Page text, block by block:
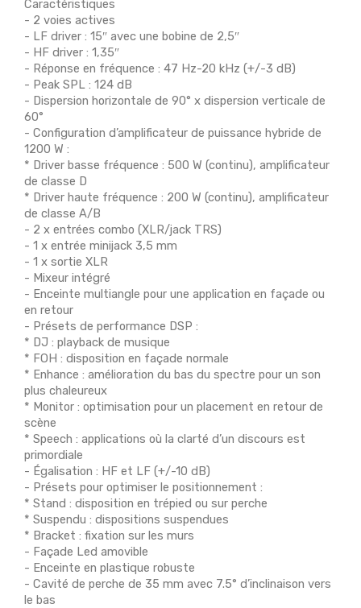
Caractéristiques
- 2 voies actives
- LF driver : 15″ avec une bobine de 2,5″
- HF driver : 1,35″
- Réponse en fréquence : 47 Hz-20 kHz (+/-3 dB)
- Peak SPL : 124 dB
- Dispersion horizontale de 90° x dispersion verticale de
60°
- Configuration d’amplificateur de puissance hybride de
1200 W :
* Driver basse fréquence : 500 W (continu), amplificateur
de classe D
* Driver haute fréquence : 200 W (continu), amplificateur
de classe A/B
- 2 x entrées combo (XLR/jack TRS)
- 1 x entrée minijack 3,5 mm
- 1 x sortie XLR
- Mixeur intégré
- Enceinte multiangle pour une application en façade ou
en retour
- Présets de performance DSP :
* DJ : playback de musique
* FOH : disposition en façade normale
* Enhance : amélioration du bas du spectre pour un son
plus chaleureux
* Monitor : optimisation pour un placement en retour de
scène
* Speech : applications où la clarté d’un discours est
primordiale
- Égalisation : HF et LF (+/-10 dB)
- Présets pour optimiser le positionnement :
* Stand : disposition en trépied ou sur perche
* Suspendu : dispositions suspendues
* Bracket : fixation sur les murs
- Façade Led amovible
- Enceinte en plastique robuste
- Cavité de perche de 35 mm avec 7.5° d’inclinaison vers
le bas